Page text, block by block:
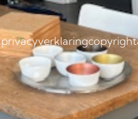
privacyverklaringcopyright